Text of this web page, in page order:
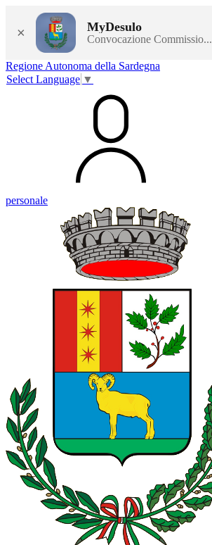
× MyDesulo
Convocazione Commissio...
Regione Autonoma della Sardegna
Select Language ▼
personale